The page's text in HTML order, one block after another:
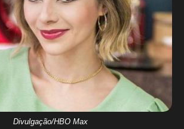
Divulgação/HBO Max